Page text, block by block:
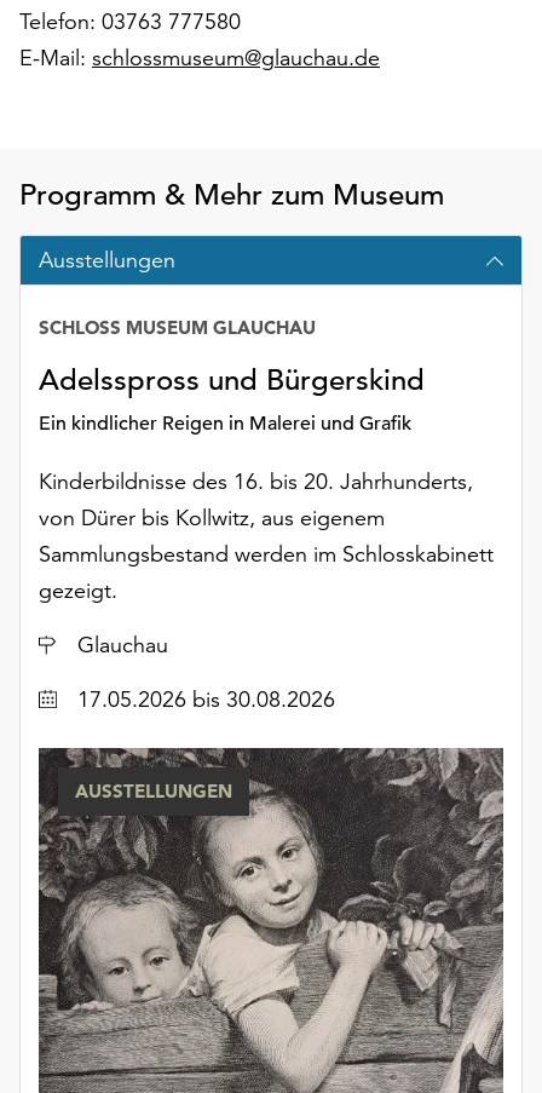
Möchten
Sie
erreichen
die
Einstellungen
die
„Auswählen“.
Weitere
finden
Sie
Datenschutzerklärung
dem
Impressum
Telefon: 03763 777580
E-Mail: schlossmuseum@glauchau.de
Programm & Mehr zum Museum
Ausstellungen
Adelsspross und Bürgerskind
Ein kindlicher Reigen in Malerei und Grafik
SCHLOSS MUSEUM GLAUCHAU
Kinderbildnisse des 16. bis 20. Jahrhunderts,
von Dürer bis Kollwitz, aus eigenem
Sammlungsbestand werden im Schlosskabinett
gezeigt.
Ort
Glauchau
Datum17.05.2026 bis 30.08.2026
AUSSTELLUNGEN